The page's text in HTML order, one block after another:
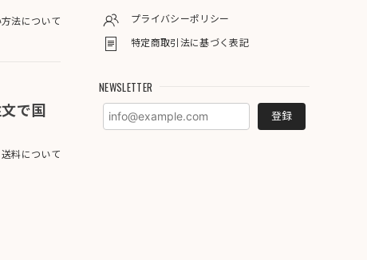
法について
で国
送料について
プライバシーポリシー
特定商取引法に基づく表記
NEWSLETTER
登録